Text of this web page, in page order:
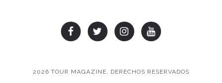
2026 TOUR MAGAZINE, DERECHOS RESERVADOS